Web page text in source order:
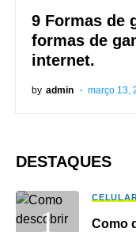
9 Formas de
formas de
internet.
by admin março 13,
DESTAQUES
Como